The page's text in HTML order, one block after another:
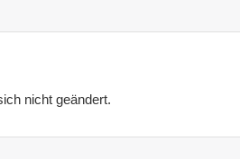
nicht geändert.